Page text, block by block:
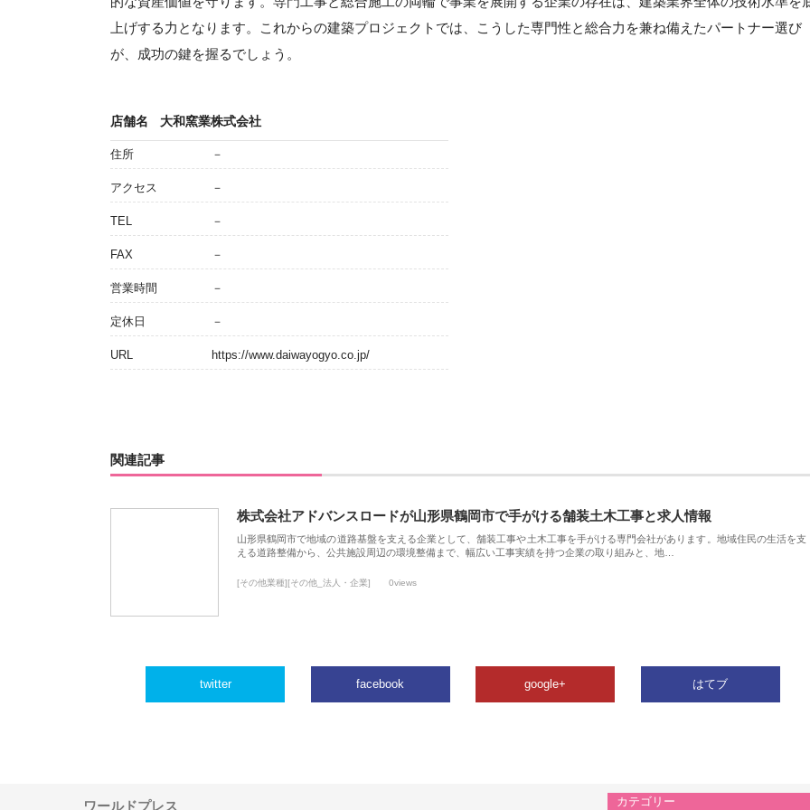
上げする力となります。これからの建築プロジェクトでは、こうした専門性と総合力を兼ね備えたパートナー選び
が、成功の鍵を握るでしょう。
店舗名 大和窯業株式会社
住所 －
アクセス －
TEL －
FAX －
営業時間 －
定休日 －
URL https://www.daiwayogyo.co.jp/
関連記事
株式会社アドバンスロードが山形県鶴岡市で手がける舗装土木工事と求人情報
山形県鶴岡市で地域の道路基盤を支える企業として、舗装工事や土木工事を手がける専門会社があります。地域住民の生活を支
える道路整備から、公共施設周辺の環境整備まで、幅広い工事実績を持つ企業の取り組みと、地…
[その他業種][その他_法人・企業] 0views
twitter facebook google+ はてブ
ワールドプレス カテゴリー